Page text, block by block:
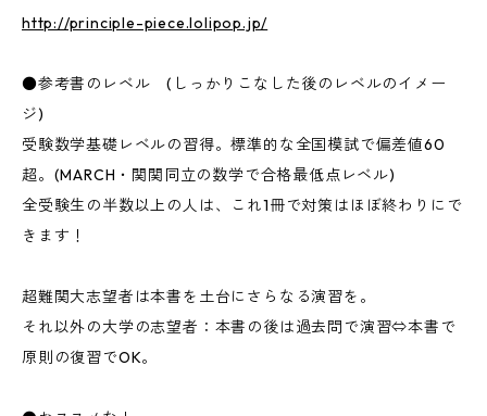
http://principle-piece.lolipop.jp/
●参考書のレベル (しっかりこなした後のレベルのイメー
ジ)
受験数学基礎レベルの習得。標準的な全国模試で偏差値60
超。(MARCH・関関同立の数学で合格最低点レベル)
全受験生の半数以上の人は、これ1冊で対策はほぼ終わりにで
きます！
超難関大志望者は本書を土台にさらなる演習を。
それ以外の大学の志望者：本書の後は過去問で演習⇔本書で
原則の復習でOK。